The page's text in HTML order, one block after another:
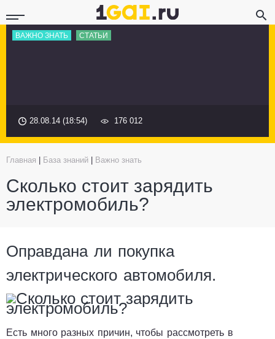
ВАЖНО ЗНАТЬ СТАТЬИ
28.08.14 (18:54) 176 012
Главная База знаний Важно знать
Сколько стоит зарядить
электромобиль?
Оправдана ли покупка
электрического автомобиля.
Есть много разных причин, чтобы рассмотреть в